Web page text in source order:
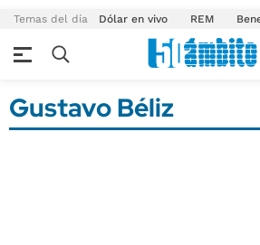
Temas del día Dólar en vivo REM
Gustavo Béliz